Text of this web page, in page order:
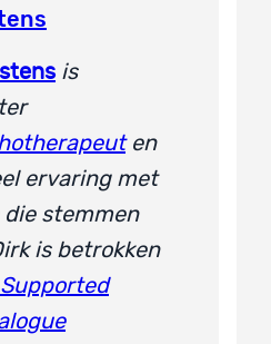
is
en
ervaring met
die stemmen
is betrokken